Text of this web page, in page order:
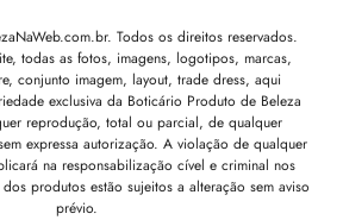
Todos os direitos reservados.
todas as fotos, imagens, logotipos, marcas,
conjunto imagem, layout, trade dress, aqui
exclusiva da Boticário Produto de Beleza
reprodução, total ou parcial, de qualquer
expressa autorização. A violação de qualquer
na responsabilização cível e criminal nos
produtos estão sujeitos a alteração sem aviso
prévio.